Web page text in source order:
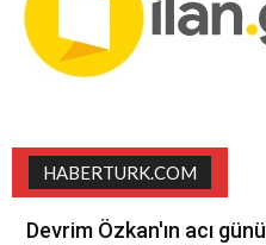
HABERTURK.COM
Devrim Özkan'ın acı günü